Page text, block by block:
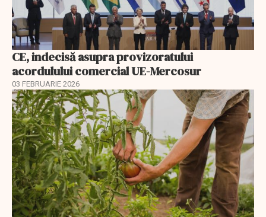
CE, indecisă asupra provizoratului
acordulului comercial UE-Mercosur
03 FEBRUARIE 2026